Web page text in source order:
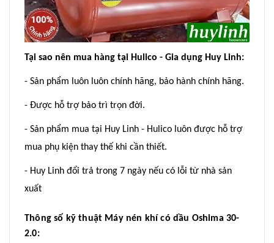
Tại sao nên mua hàng tại Hulico - Gia dụng Huy Linh:
- Sản phẩm luôn luôn chính hãng, bảo hành chính hãng.
- Được hỗ trợ bảo trì trọn đời.
- Sản phẩm mua tại Huy Linh - Hulico luôn được hỗ trợ
mua phụ kiện thay thế khi cần thiết.
- Huy Linh đổi trả trong 7 ngày nếu có lỗi từ nhà sản
xuất
Thông số kỹ thuật Máy nén khí có dầu Oshima 30-
2.0: